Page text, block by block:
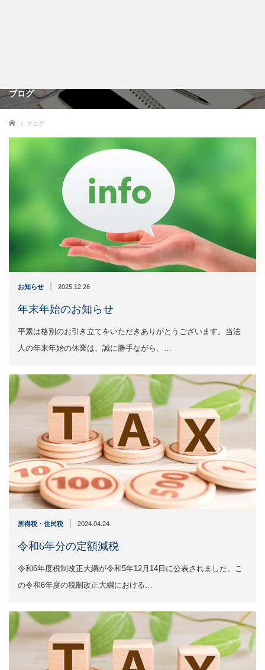
ブログ
ホーム ブログ
お知らせ 2025.12.26
年末年始のお知らせ
平素は格別のお引き立てをいただきありがとうございます。当法
人の年末年始の休業は、誠に勝手ながら、…
所得税・住民税 2024.04.24
令和6年分の定額減税
令和6年度税制改正大綱が令和5年12月14日に公表されました。こ
の令和6年度の税制改正大綱における…